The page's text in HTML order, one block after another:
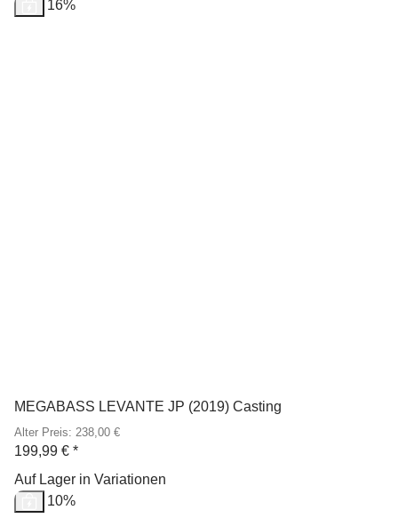
Sale 16%
MEGABASS LEVANTE JP (2019) Casting
Alter Preis: 238,00 €
199,99 € *
Auf Lager in Variationen
Sale 10%